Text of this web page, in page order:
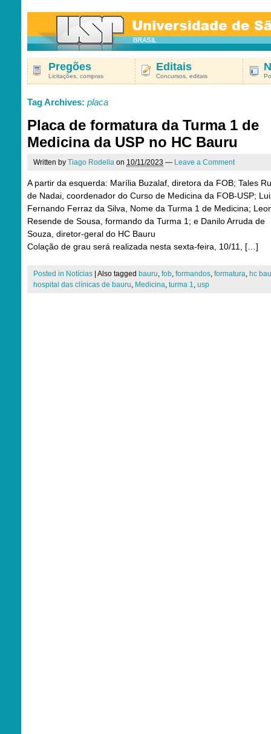
Pregões
Licitações, compras
Editais
Concursos, editais
Tag Archives: placa
Placa de formatura da Turma 1 de
Medicina da USP no HC Bauru
Written by Tiago Rodella on 10/11/2023 — Leave a Comment
A partir da esquerda: Marília Buzalaf, diretora da FOB; Tales
de Nadai, coordenador do Curso de Medicina da FOB-USP;
Fernando Ferraz da Silva, Nome da Turma 1 de Medicina;
Resende de Sousa, formando da Turma 1; e Danilo Arruda de
Souza, diretor-geral do HC Bauru
Colação de grau será realizada nesta sexta-feira, 10/11, […]
Posted in Notícias Also tagged bauru, fob, formandos, formatura, hc
hospital das clínicas de bauru, Medicina, turma 1, usp